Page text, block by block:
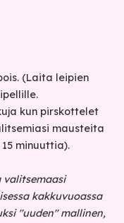
(Laita leipien
kun pirskottelet
mausteita
minuuttia).
valitsemaasi
kakkuvuoassa
"uuden" mallinen,